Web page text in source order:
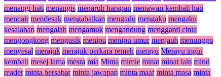
menangi hati menangis menaruh harapan menawan kembali hati
mencair mendesak mengabaikan mengadu mengaku mengaku
kesalahan mengalah mengamuk mengandung mengganti cinta
mengongkong mengusik menipu menipu umur menjauh menunggu
menyesal merajuk merajuk perkara remeh merayu Merayu ingin
kembali mesej lama mesra mia Mima mimie minat minat lain mind
reader minta bersabar minta jawapan minta maaf minta masa minta